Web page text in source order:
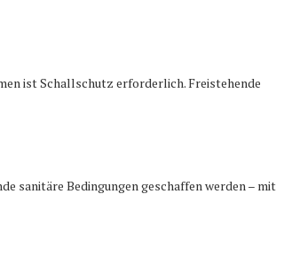
ist Schallschutz erforderlich. Freistehende
sanitäre Bedingungen geschaffen werden – mit